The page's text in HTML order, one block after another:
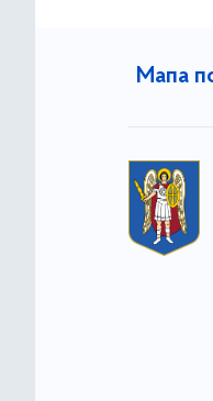
Мапа